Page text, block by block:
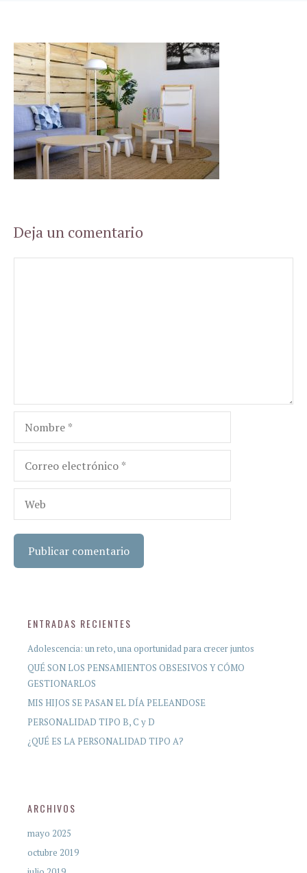
Deja un comentario
Nombre
Correo
electrónico
Web
ENTRADAS RECIENTES
Adolescencia: un reto, una oportunidad para crecer juntos
QUÉ SON LOS PENSAMIENTOS OBSESIVOS Y CÓMO
GESTIONARLOS
MIS HIJOS SE PASAN EL DÍA PELEANDOSE
PERSONALIDAD TIPO B, C y D
¿QUÉ ES LA PERSONALIDAD TIPO A?
ARCHIVOS
mayo 2025
octubre 2019